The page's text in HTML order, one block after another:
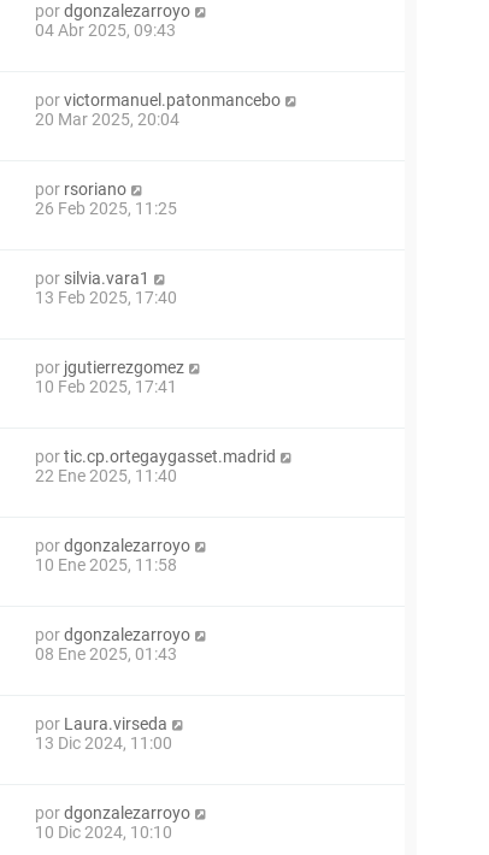
pordgonzalezarroyo
04 Abr 2025, 09:43
porvictormanuel.patonmancebo
20 Mar 2025, 20:04
por rsoriano
26 Feb 2025, 11:25
por silvia.vara1
13 Feb 2025, 17:40
por jgutierrezgomez
10 Feb 2025, 17:41
portic.cp.ortegaygasset.madrid
22 Ene 2025, 11:40
pordgonzalezarroyo
10 Ene 2025, 11:58
pordgonzalezarroyo
08 Ene 2025, 01:43
por Laura.virseda
13 Dic 2024, 11:00
pordgonzalezarroyo
10 Dic 2024, 10:10